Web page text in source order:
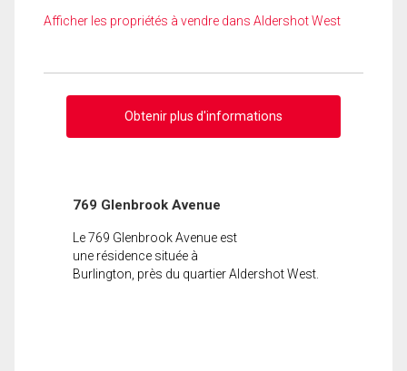
Afficher les propriétés à vendre dans Aldershot West
Obtenir plus d'informations
769 Glenbrook Avenue
Le 769 Glenbrook Avenue est
une résidence située à
Burlington, près du quartier Aldershot West.